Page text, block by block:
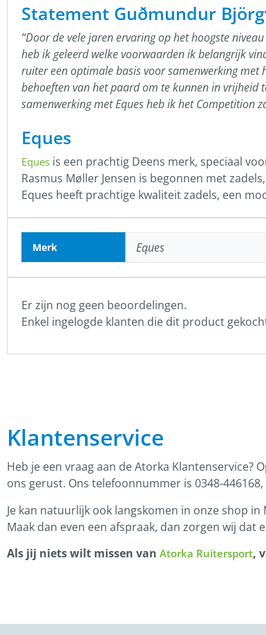
Statement Guðmundur
“Door de vele jaren ervaring op het hoogste
heb ik geleerd welke voorwaarden ik belangrijk
ruiter een optimale basis voor samenwerking met
behoeften van het paard om te kunnen in vrijheid
samenwerking met Eques heb ik het Competition
Eques
Eques is een prachtig Deens merk, speciaal
Rasmus Møller Jensen is begonnen met
Eques heeft prachtige kwaliteit zadels, een
Merk Eques
Er zijn nog geen beoordelingen.
Enkel ingelogde klanten die dit product
Klantenservice
Heb je een vraag aan de Atorka Klantenservice?
ons gerust. Ons telefoonnummer is 0348-
Je kan natuurlijk ook langskomen in onze shop
Maak dan even een afspraak, dan zorgen wij dat
Als jij niets wilt missen van Atorka Ruitersport,